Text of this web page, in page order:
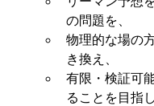
の問題を、
物理的な場の
き換え、
有限・検証可
ることを目指